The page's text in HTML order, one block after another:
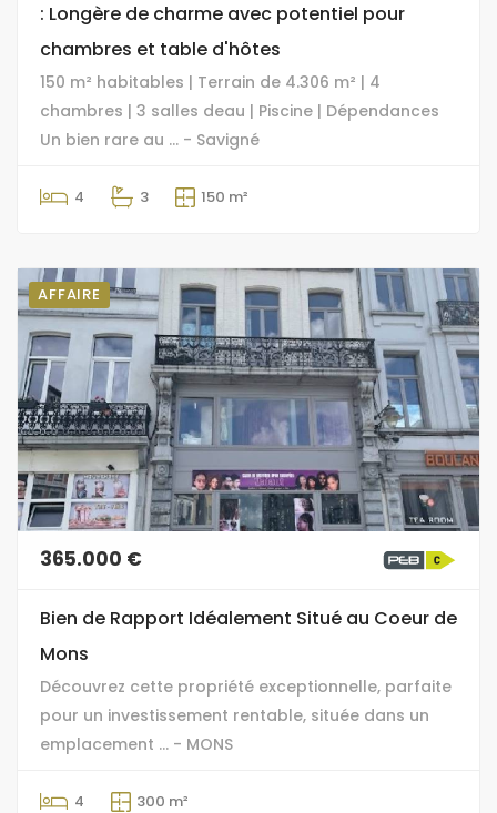
: Longère de charme avec potentiel pour
chambres et table d'hôtes
150 m² habitables | Terrain de 4.306 m² | 4
chambres | 3 salles deau | Piscine | Dépendances
Un bien rare au ... - Savigné
4 3 150 m²
AFFAIRE
365.000 €
Bien de Rapport Idéalement Situé au Coeur de
Mons
Découvrez cette propriété exceptionnelle, parfaite
pour un investissement rentable, située dans un
emplacement ... - MONS
4 300 m²